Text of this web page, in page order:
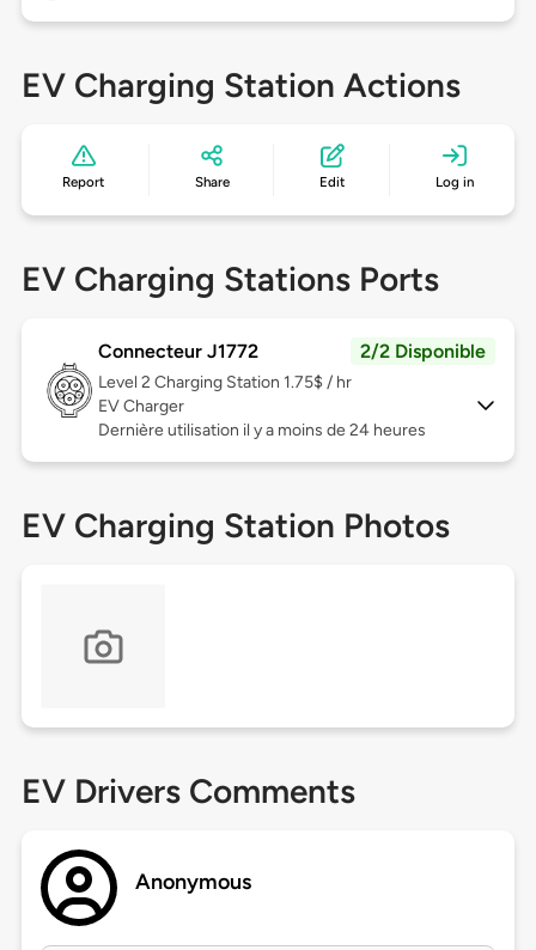
EV Charging Station Actions
Report Share Edit Log in
EV Charging Stations Ports
Connecteur J1772 2/2 Disponible
Level 2 Charging Station 1.75$ / hr
EV Charger
Dernière utilisation il y a moins de 24 heures
EV Charging Station Photos
EV Drivers Comments
Anonymous